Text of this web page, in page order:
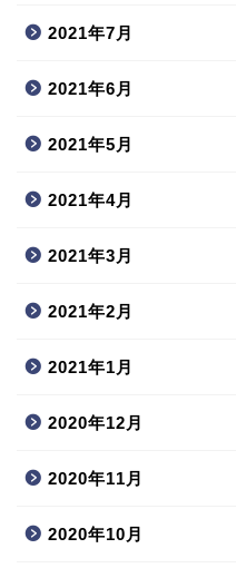
2021年7月
2021年6月
2021年5月
2021年4月
2021年3月
2021年2月
2021年1月
2020年12月
2020年11月
2020年10月